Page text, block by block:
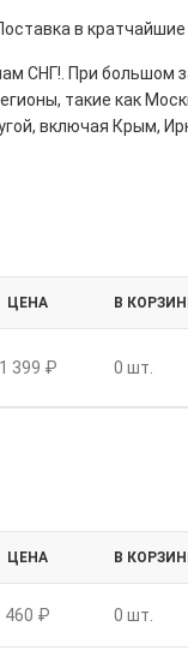
в кратчайшие
СНГ!. При большом
такие как
включая Крым,
ЦЕНА В
1 399 ₽ 0 шт.
ЦЕНА В
460 ₽ 0 шт.